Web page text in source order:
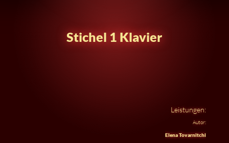
Stichel 1 Klavier
Leistungen:
Autor:
Elena Tovarnitchi